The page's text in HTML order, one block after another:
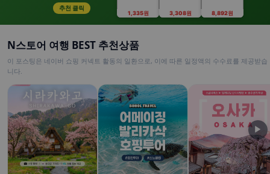
추천 클릭
1,335원 3,308원 8,892원
N스토어 여행 BEST 추천상품
이 포스팅은 네이버 쇼핑 커넥트 활동의 일환으로, 이에 따른 일정액의 수수료를 제공받습
니다.
▶